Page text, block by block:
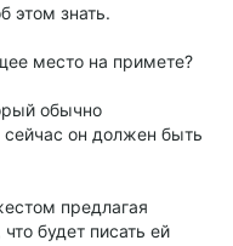
этом знать.
место на примете?
обычно
сейчас он должен быть
предлагая
будет писать ей